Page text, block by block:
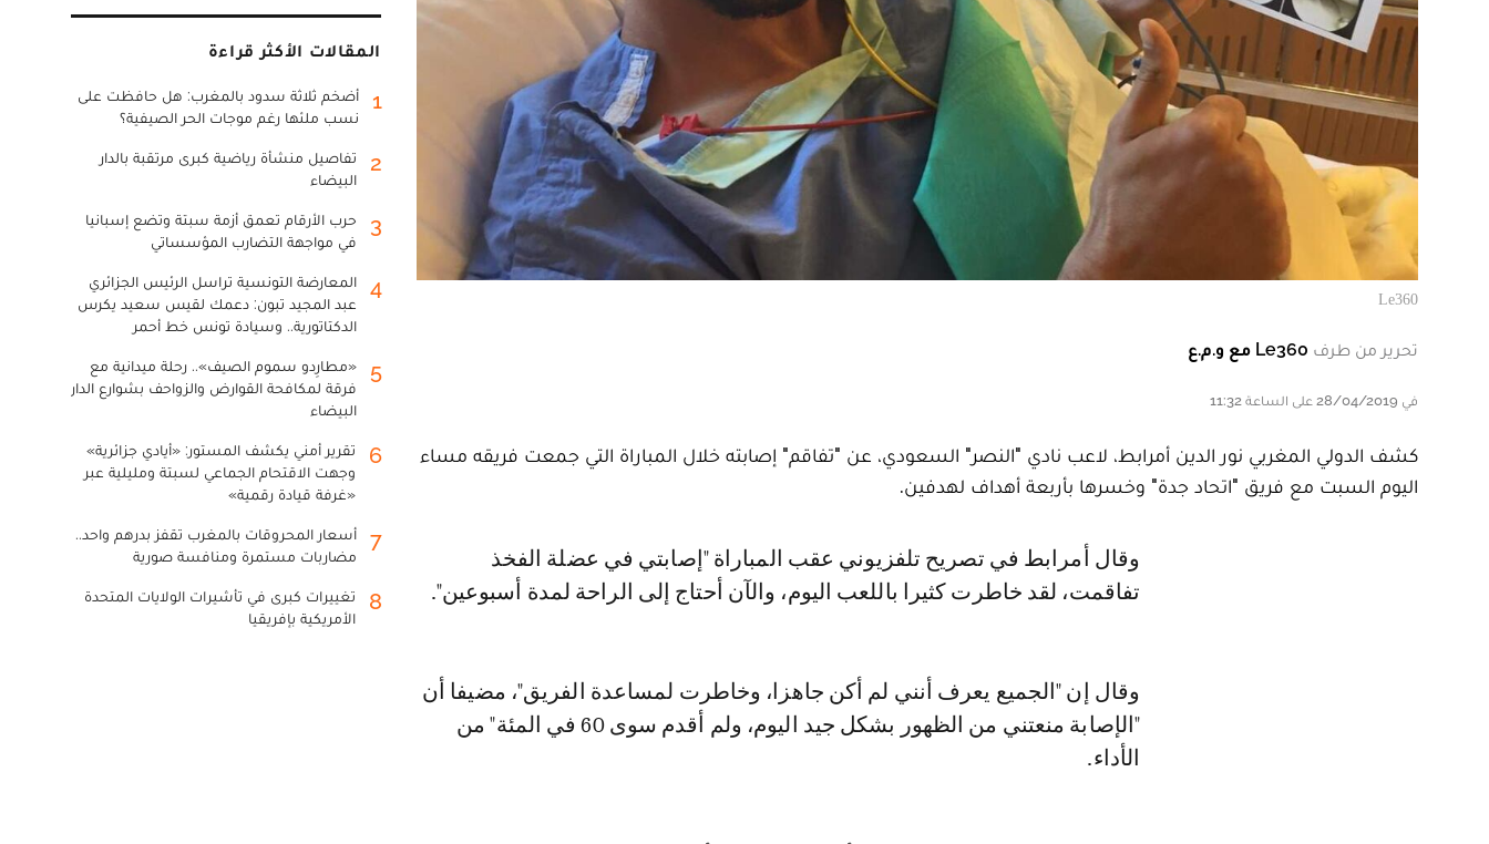
Le360
تحرير من طرف Le360 مع و.م.ع
في 28/04/2019 على الساعة 11:32
كشف الدولي المغربي نور الدين أمرابط، لاعب نادي "النصر" السعودي، عن "تفاقم" إصابته خلال المباراة التي جمعت فريقه مساء
اليوم السبت مع فريق "اتحاد جدة" وخسرها بأربعة أهداف لهدفين.
وقال أمرابط في تصريح تلفزيوني عقب المباراة "إصابتي في عضلة الفخذ
تفاقمت، لقد خاطرت كثيرا باللعب اليوم، والآن أحتاج إلى الراحة لمدة أسبوعين".
وقال إن "الجميع يعرف أنني لم أكن جاهزا، وخاطرت لمساعدة الفريق"، مضيفا أن
"الإصابة منعتني من الظهور بشكل جيد اليوم، ولم أقدم سوى 60 في المئة" من
الأداء.
المقالات الأكثر قراءة
1
أضخم ثلاثة سدود بالمغرب: هل حافظت على
نسب ملئها رغم موجات الحر الصيفية؟
2
تفاصيل منشأة رياضية كبرى مرتقبة بالدار
البيضاء
3
حرب الأرقام تعمق أزمة سبتة وتضع إسبانيا
في مواجهة التضارب المؤسساتي
4
المعارضة التونسية تراسل الرئيس الجزائري
عبد المجيد تبون: دعمك لقيس سعيد يكرس
الدكتاتورية.. وسيادة تونس خط أحمر
5
«مطارِدو سموم الصيف».. رحلة ميدانية مع
فرقة لمكافحة القوارض والزواحف بشوارع الدار
البيضاء
6
تقرير أمني يكشف المستور: «أيادي جزائرية»
وجهت الاقتحام الجماعي لسبتة ومليلية عبر
«غرفة قيادة رقمية»
7
أسعار المحروقات بالمغرب تقفز بدرهم واحد..
مضاربات مستمرة ومنافسة صورية
8
تغييرات كبرى في تأشيرات الولايات المتحدة
الأمريكية بإفريقيا